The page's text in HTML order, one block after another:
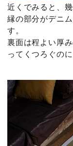
近くでみると、
縁の部分がデニ
す。
裏面は程よい厚
ってくつろぐの